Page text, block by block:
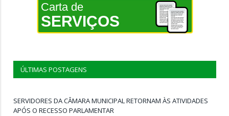
Carta de
SERVIÇOS
ÚLTIMAS POSTAGENS
SERVIDORES DA CÂMARA MUNICIPAL RETORNAM ÀS ATIVIDADES
APÓS O RECESSO PARLAMENTAR